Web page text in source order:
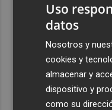
Uso
datos
Nosotros y
cookies y
almacenar y
dispositivo y
como su